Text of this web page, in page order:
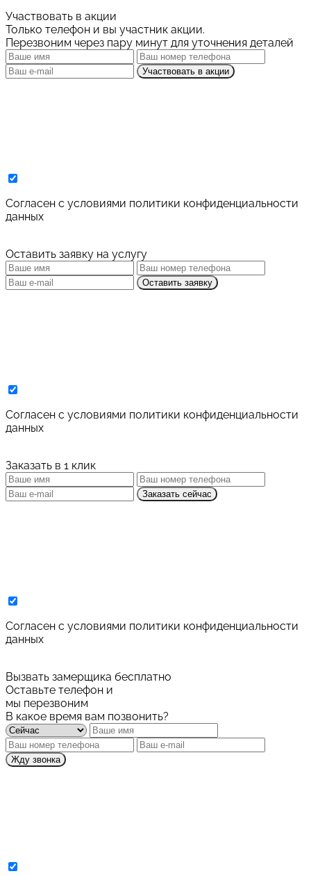
Участвовать в акции
Только телефон и вы участник акции.
Перезвоним через пару минут для уточнения деталей
Участвовать в акции
Cогласен с условиями политики конфиденциальности
данных
Оставить заявку на услугу
Оставить заявку
Cогласен с условиями политики конфиденциальности
данных
Заказать в 1 клик
Заказать сейчас
Cогласен с условиями политики конфиденциальности
данных
Вызвать замерщика бесплатно
Оставьте телефон и
мы перезвоним
В какое время вам позвонить?
Жду звонка